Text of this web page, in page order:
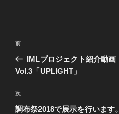
投
ナ
ゲ
ー
前
の
投
前
IMLプロジェクト紹介動画
Vol.3「UPLIGHT」
次
の
次
調布祭2018で展示を行います。